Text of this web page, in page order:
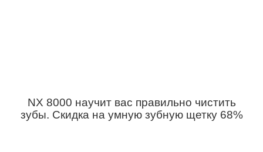
NX 8000 научит вас правильно чистить
зубы. Скидка на умную зубную щетку 68%